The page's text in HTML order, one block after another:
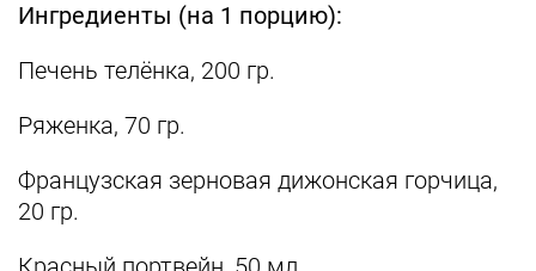
Ингредиенты (на 1 порцию):
Печень телёнка, 200 гр.
Ряженка, 70 гр.
Французская зерновая дижонская горчица,
20 гр.